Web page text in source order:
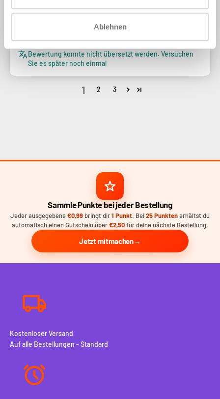
Ablehnen
Bewertung in Shop App geschrieben
Bewertung konnte nicht übersetzt werden. Versuchen
Sie es später noch einmal
1 2 3
Sammle Punkte bei jeder Bestellung
Jeder ausgegebene€0,99 bringt dir1 Punkt. Bei25 Punktenerhältst du
automatisch einen Gutschein über€2,50für deine nächste Bestellung.
Jetzt mitmachen
Kostenloser Versand
Auf alle Bestellungen - Standard